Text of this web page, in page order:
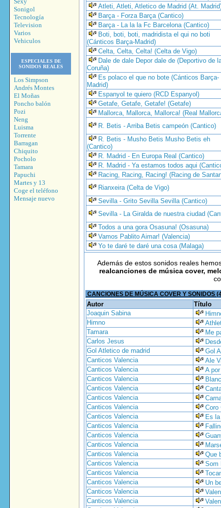
Sonigol
Tecnología
Television
Varios
Vehiculos
ESPECIALES DE
SONIDOS REALES
Los Simpson
Andrés Montes
El Moñas
Poncho balón
Pozi
Neng
Luisma
Torrente
Barragan
Chiquito
Pocholo
Tamara
Papuchi
Martes y 13
Coge el teléfono
Mensaje nuevo
Atleti, Atleti, Atletico de Madrid (At.
Barça - Forza Barça (Cantico)
Barça - La la la Fc Barcelona (Cantico)
Boti, boti, boti, madridista el qui no boti
(Cánticos Barça-Madrid)
Celta, Celta, Celta! (Celta de Vigo)
Dale de dale Depor dale de (Deportivo de
Coruña)
Es polaco el que no bote (Cánticos Barça-
Madrid)
Espanyol te quiero (RCD Espanyol)
Getafe, Getafe, Getafe! (Getafe)
Mallorca, Mallorca, Mallorca! (Real
R. Betis - Arriba Betis campeón (Cantico)
R. Betis - Musho Betis Musho Betis eh
(Cantico)
R. Madrid - En Europa Real (Cantico)
R. Madrid - Ya estamos todos aqui
Racing, Racing, Racing! (Racing de
Rianxeira (Celta de Vigo)
Sevilla - Grito Sevilla Sevilla (Cantico)
Sevilla - La Giralda de nuestra ciudad
Todos a una gora Osasuna! (Osasuna)
Vamos Pablito Aimar! (Valencia)
Yo te daré te daré una cosa (Malaga)
Además de estos sonidos reales
realcanciones de música cover,
CANCIONES DE MÚSICA COVER Y SONIDOS
Autor
Título
Joaquin Sabina
Himno
Tamara
Me
Carlos Jesus
Gol Atletico de madrid
Gol
Canticos Valencia
Ale
Canticos Valencia
A
Canticos Valencia
Canticos Valencia
Canticos Valencia
Canticos Valencia
Coro
Canticos Valencia
Es
Canticos Valencia
Canticos Valencia
Canticos Valencia
Canticos Valencia
Que
Canticos Valencia
Som
Canticos Valencia
Canticos Valencia
Un
Canticos Valencia
Canticos Valencia